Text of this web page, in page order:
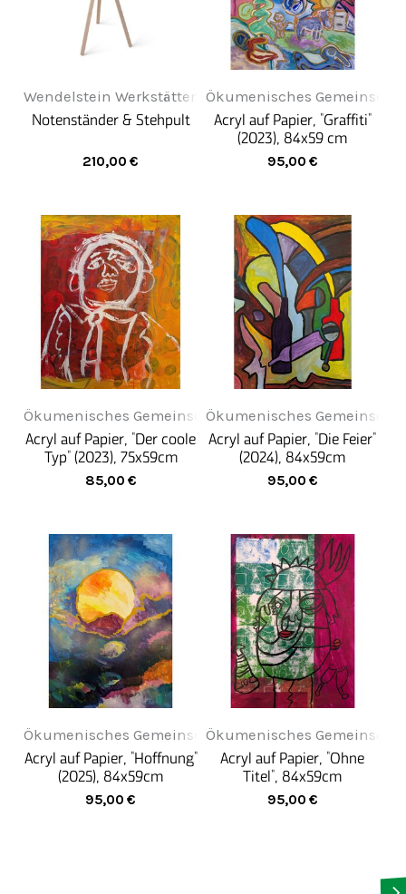
Wendelstein Werkstätten
Notenständer & Stehpult
210,00 €
Ökumenisches
Acryl auf Papier, "Graffiti"
(2023), 84x59 cm
95,00 €
Ökumenisches Gemeinschaftswerk Pfalz
Acryl auf Papier, "Der coole
Typ" (2023), 75x59cm
85,00 €
Ökumenisches
Acryl auf Papier, "Die Feier"
(2024), 84x59cm
95,00 €
Ökumenisches Gemeinschaftswerk Pfalz
Acryl auf Papier, "Hoffnung"
(2025), 84x59cm
95,00 €
Ökumenisches
Acryl auf Papier, "Ohne
Titel", 84x59cm
95,00 €